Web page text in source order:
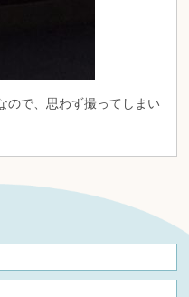
ので、思わず撮ってしまい